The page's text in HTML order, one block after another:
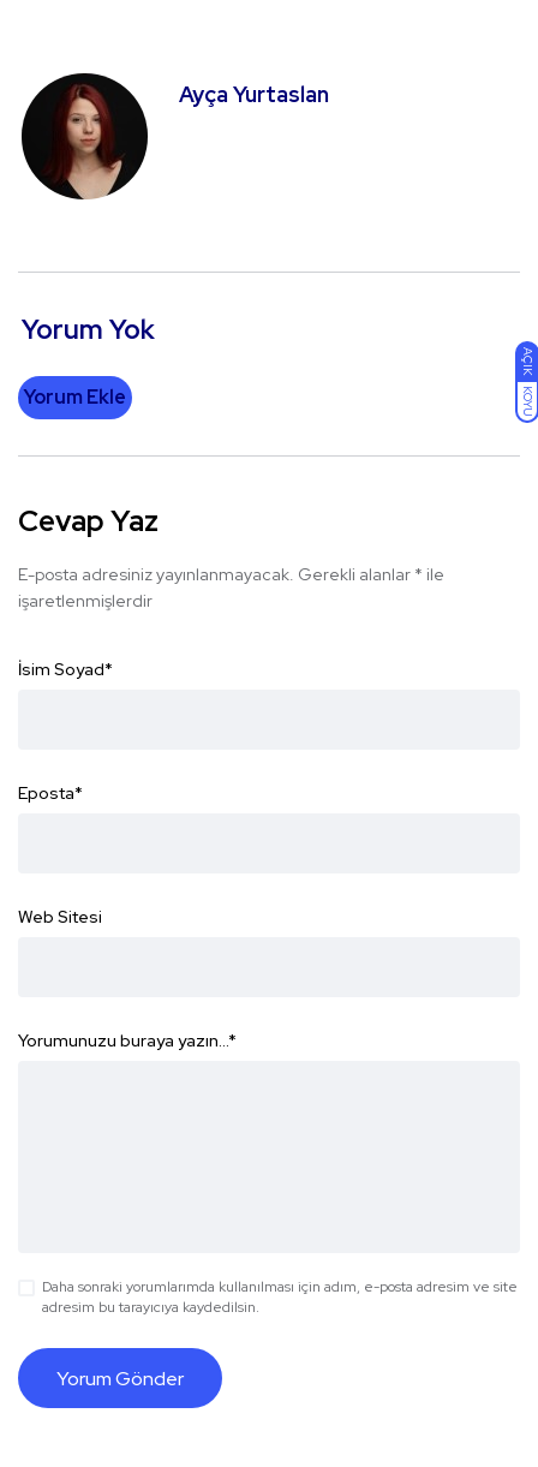
AÇIK
KOYU
Ayça Yurtaslan
Yorum Yok
Yorum Ekle
Cevap Yaz
E-posta adresiniz yayınlanmayacak. Gerekli alanlar * ile
işaretlenmişlerdir
İsim Soyad*
Eposta*
Web Sitesi
Yorumunuzu buraya yazın...*
Daha sonraki yorumlarımda kullanılması için adım, e-posta adresim ve site
adresim bu tarayıcıya kaydedilsin.